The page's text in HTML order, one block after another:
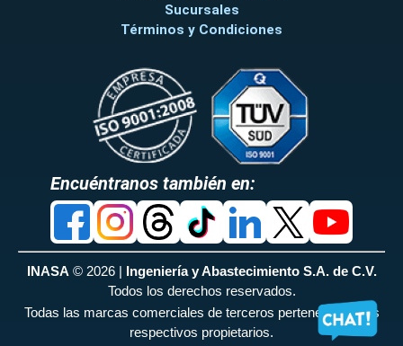
Sucursales
Términos y Condiciones
Encuéntranos también en:
INASA © 2026 | Ingeniería y Abastecimiento S.A. de C.V.
Todos los derechos reservados.
Todas las marcas comerciales de terceros pertenecen a sus
respectivos propietarios.